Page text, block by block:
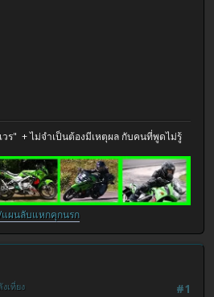
วร" + ไม่จำเป็นต้องมีเหตุผล กับคนที่พูดไม่รู้
ผนลับแหกคุกนรก
#1
เที่ยง